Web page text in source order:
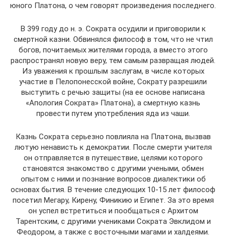
юного Платона, о чем говорят произведения последнего.
В 399 году до н. э. Сократа осудили и приговорили к
смертной казни. Обвинялся философ в том, что не чтил
богов, почитаемых жителями города, а вместо этого
распространял новую веру, тем самым развращая людей.
Из уважения к прошлым заслугам, в числе которых
участие в Пелопонесской войне, Сократу разрешили
выступить с речью защиты (на ее основе написана
«Апология Сократа» Платона), а смертную казнь
провести путем употребления яда из чаши.
Казнь Сократа серьезно повлияла на Платона, вызвав
лютую ненависть к демократии. После смерти учителя
он отправляется в путешествие, целями которого
становятся знакомство с другими учеными, обмен
опытом с ними и познание вопросов диалектики об
основах бытия. В течение следующих 10-15 лет философ
посетил Мегару, Кирену, Финикию и Египет. За это время
он успел встретиться и пообщаться с Архитом
Тарентским, с другими учениками Сократа Эвклидом и
Феодором, а также с восточными магами и халдеями.